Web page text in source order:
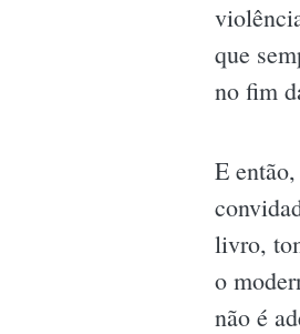
que
no fim
E
livro,
o
não é